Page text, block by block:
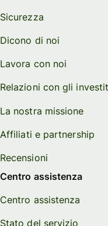
Sicurezza
Dicono di noi
Lavora con noi
Relazioni con gli
La nostra missione
Affiliati e partnership
Recensioni
Centro assistenza
Centro assistenza
Stato del servizio